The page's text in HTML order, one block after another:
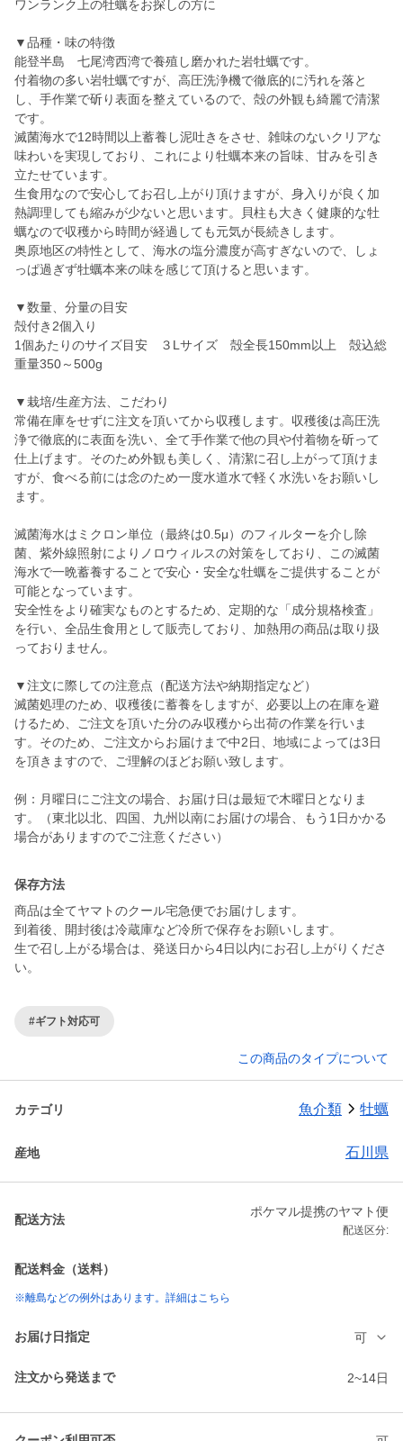
ワンランク上の牡蠣をお探しの方に
▼品種・味の特徴
能登半島 七尾湾西湾で養殖し磨かれた岩牡蠣です。
付着物の多い岩牡蠣ですが、高圧洗浄機で徹底的に汚れを落と
し、手作業で斫り表面を整えているので、殻の外観も綺麗で清潔
です。
滅菌海水で12時間以上蓄養し泥吐きをさせ、雑味のないクリアな
味わいを実現しており、これにより牡蠣本来の旨味、甘みを引き
立たせています。
生食用なので安心してお召し上がり頂けますが、身入りが良く加
熱調理しても縮みが少ないと思います。貝柱も大きく健康的な牡
蠣なので収穫から時間が経過しても元気が長続きします。
奥原地区の特性として、海水の塩分濃度が高すぎないので、しょ
っぱ過ぎず牡蠣本来の味を感じて頂けると思います。
▼数量、分量の目安
殻付き2個入り
1個あたりのサイズ目安 ３Lサイズ 殻全長150mm以上 殻込総
重量350～500g
▼栽培/生産方法、こだわり
常備在庫をせずに注文を頂いてから収穫します。収穫後は高圧洗
浄で徹底的に表面を洗い、全て手作業で他の貝や付着物を斫って
仕上げます。そのため外観も美しく、清潔に召し上がって頂けま
すが、食べる前には念のため一度水道水で軽く水洗いをお願いし
ます。
滅菌海水はミクロン単位（最終は0.5μ）のフィルターを介し除
菌、紫外線照射によりノロウィルスの対策をしており、この滅菌
海水で一晩蓄養することで安心・安全な牡蠣をご提供することが
可能となっています。
安全性をより確実なものとするため、定期的な「成分規格検査」
を行い、全品生食用として販売しており、加熱用の商品は取り扱
っておりません。
▼注文に際しての注意点（配送方法や納期指定など）
滅菌処理のため、収穫後に蓄養をしますが、必要以上の在庫を避
けるため、ご注文を頂いた分のみ収穫から出荷の作業を行いま
す。そのため、ご注文からお届けまで中2日、地域によっては3日
を頂きますので、ご理解のほどお願い致します。
例：月曜日にご注文の場合、お届け日は最短で木曜日となりま
す。（東北以北、四国、九州以南にお届けの場合、もう1日かかる
場合がありますのでご注意ください）
保存方法
商品は全てヤマトのクール宅急便でお届けします。
到着後、開封後は冷蔵庫など冷所で保存をお願いします。
生で召し上がる場合は、発送日から4日以内にお召し上がりくださ
い。
#ギフト対応可
この商品のタイプについて
カテゴリ 魚介類 牡蠣
産地 石川県
配送方法
ポケマル提携のヤマト便
配送区分:
配送料金（送料）
※離島などの例外はあります。詳細はこちら
お届け日指定 可
注文から発送まで 2~14日